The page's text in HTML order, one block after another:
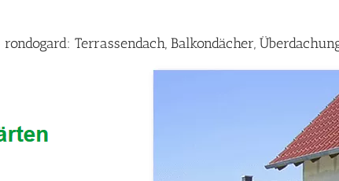
Terrassendach, Balkondächer,